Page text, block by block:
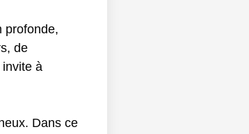
profonde,
de
à
Dans ce